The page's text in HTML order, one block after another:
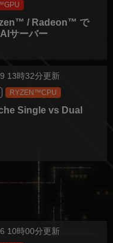
/ Radeon™ で
サーバー
13時32分更新
RYZEN™CPU
Single vs Dual
10時00分更新